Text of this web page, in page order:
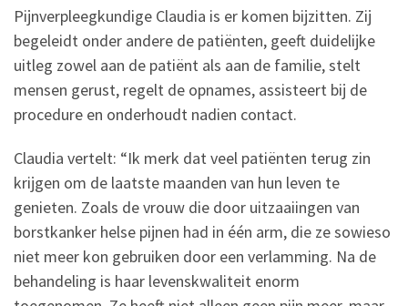
Pijnverpleegkundige Claudia is er komen bijzitten. Zij
begeleidt onder andere de patiënten, geeft duidelijke
uitleg zowel aan de patiënt als aan de familie, stelt
mensen gerust, regelt de opnames, assisteert bij de
procedure en onderhoudt nadien contact.
Claudia vertelt: “Ik merk dat veel patiënten terug zin
krijgen om de laatste maanden van hun leven te
genieten. Zoals de vrouw die door uitzaaiingen van
borstkanker helse pijnen had in één arm, die ze sowieso
niet meer kon gebruiken door een verlamming. Na de
behandeling is haar levenskwaliteit enorm